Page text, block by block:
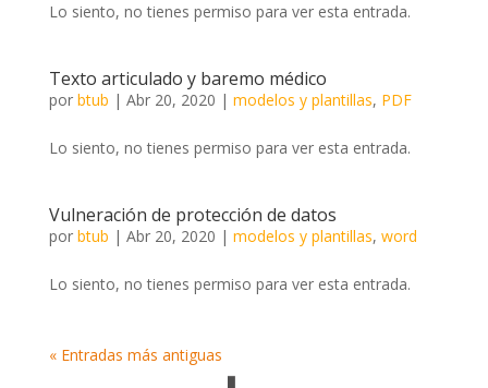
Lo siento, no tienes permiso para ver esta entrada.
Texto articulado y baremo médico
por btub | Abr 20, 2020 | modelos y plantillas, PDF
Lo siento, no tienes permiso para ver esta entrada.
Vulneración de protección de datos
por btub | Abr 20, 2020 | modelos y plantillas, word
Lo siento, no tienes permiso para ver esta entrada.
« Entradas más antiguas